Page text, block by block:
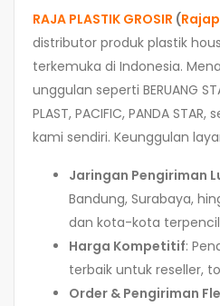
RAJA PLASTIK GROSIR (
distributor produk plastik
terkemuka di Indonesia.
unggulan seperti BERUANG
PLAST, PACIFIC, PANDA
kami sendiri. Keunggulan
Jaringan Pengiriman
Bandung, Surabaya,
dan kota-kota
Harga Kompetitif:
terbaik untuk reseller,
Order & Pengiriman